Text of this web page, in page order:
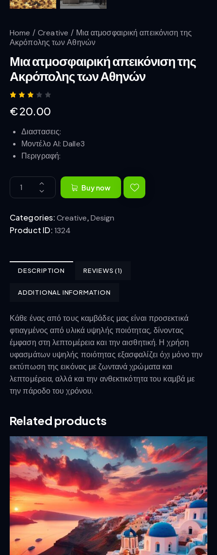
Home Creative
Μια ατμοσφαιρική απεικόνιση της
Ακρόπολης των Αθηνών
Μια ατμοσφαιρική απεικόνιση της
Ακρόπολης των Αθηνών
3.00
base
cust
omer
ratin
€20.00
Διαστασεις:
Μοντέλο AI: Dalle3
Περιγραφή:
Buy now
Categories:Creative,Design
Product ID:1324
DESCRIPTION REVIEWS (1)
ADDITIONAL INFORMATION
Κάθε ένας από τους καμβάδες μας είναι προσεκτικά
φτιαγμένος από υλικά υψηλής ποιότητας, δίνοντας
έμφαση στη λεπτομέρεια και την αισθητική. Η χρήση
υφασμάτων υψηλής ποιότητας εξασφαλίζει όχι μόνο την
εκτύπωση της εικόνας με ζωντανά χρώματα και
λεπτομέρεια, αλλά και την ανθεκτικότητα του καμβά με
την πάροδο του χρόνου.
Related products